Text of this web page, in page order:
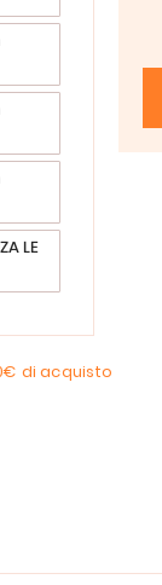
LE
di acquisto